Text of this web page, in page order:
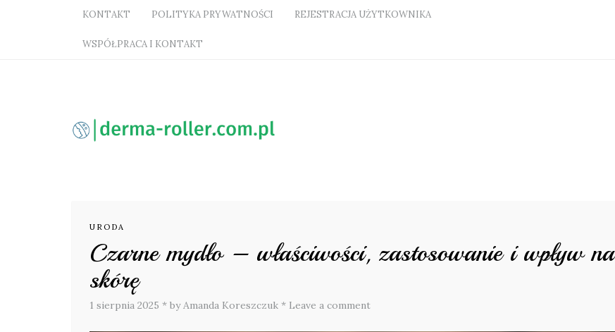
KONTAKT POLITYKA PRYWATNOŚCI REJESTRACJA UŻYTKOWNIKA
WSPÓŁPRACA I KONTAKT
URODA
Czarne mydło – właściwości, zastosowanie i wpływ na
skórę
1 sierpnia 2025 * by Amanda Koreszczuk * Leave a comment